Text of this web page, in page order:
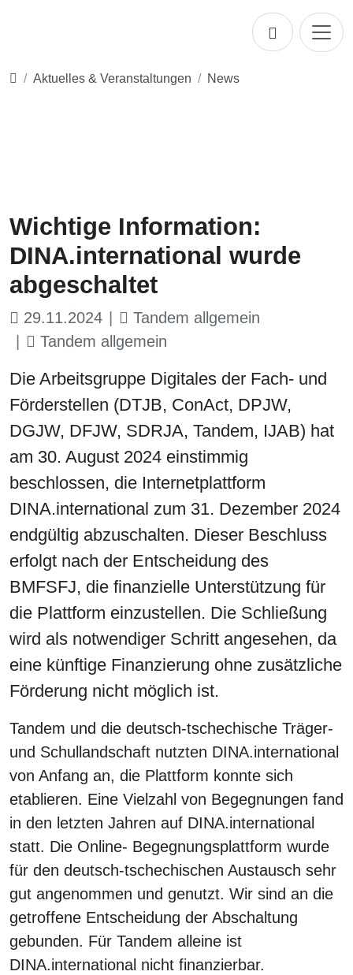
Startseite
Aktuelles & Veranstaltungen News
Wichtige Information:
DINA.international wurde
abgeschaltet
29.11.2024
Tandem allgemein
Tandem allgemein
Die Arbeitsgruppe Digitales der Fach- und
Förderstellen (DTJB, ConAct, DPJW,
DGJW, DFJW, SDRJA, Tandem, IJAB) hat
am 30. August 2024 einstimmig
beschlossen, die Internetplattform
DINA.international zum 31. Dezember 2024
endgültig abzuschalten. Dieser Beschluss
erfolgt nach der Entscheidung des
BMFSFJ, die finanzielle Unterstützung für
die Plattform einzustellen. Die Schließung
wird als notwendiger Schritt angesehen, da
eine künftige Finanzierung ohne zusätzliche
Förderung nicht möglich ist.
Tandem und die deutsch-tschechische Träger-
und Schullandschaft nutzten DINA.international
von Anfang an, die Plattform konnte sich
etablieren. Eine Vielzahl von Begegnungen fand
in den letzten Jahren auf DINA.international
statt. Die Online- Begegnungsplattform wurde
für den deutsch-tschechischen Austausch sehr
gut angenommen und genutzt. Wir sind an die
getroffene Entscheidung der Abschaltung
gebunden. Für Tandem alleine ist
DINA.international nicht finanzierbar.